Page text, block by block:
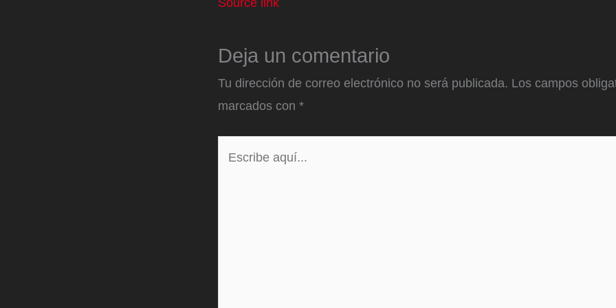
Source link
Deja un comentario
Tu dirección de correo electrónico no será publicada. Los campos
marcados con *